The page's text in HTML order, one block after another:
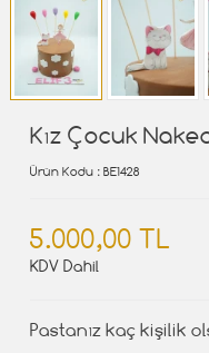
Kız Çocuk
Ürün Kodu : BE1428
5.000,00 TL
KDV Dahil
Pastanız kaç kişilik